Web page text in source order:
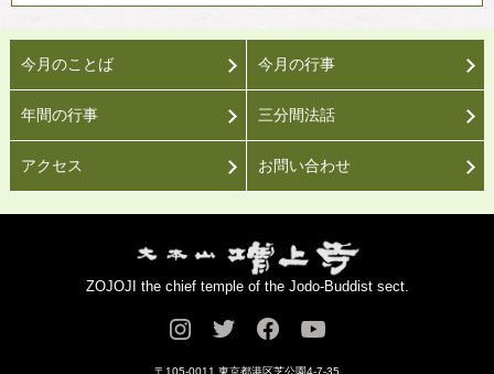
今月のことば 今月の行事
年間の行事 三分間法話
アクセス お問い合わせ
ZOJOJI the chief temple of the Jodo-Buddist sect.
〒105-0011 東京都港区芝公園4-7-35